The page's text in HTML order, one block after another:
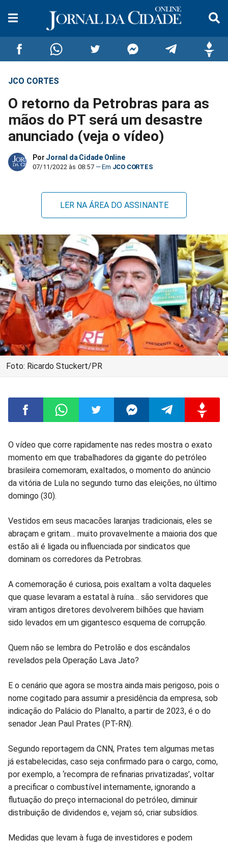
Compartilhar
no
Facebook
Compartilhar
no
Whatsapp
no
Twitter
no
Messenger
no
Telegram
no
JCO CORTES
O retorno da Petrobras para as
mãos do PT será um desastre
anunciado (veja o vídeo)
Por Jornal da Cidade Online
07/11/2022 às 08:57 JCO CORTES
LER NA ÁREA DO ASSINANTE
Foto: Ricardo Stuckert/PR
Compartilhar
no
Facebook
Compartilhar
no
Whatsapp
Compartilhar
no
Compartilhar
no
Compartilhar
no
no
O vídeo que corre rapidamente nas redes mostra o exato
momento em que trabalhadores da gigante do petróleo
brasileira comemoram, exaltados, o momento do anúncio
da vitória de Lula no segundo turno das eleições, no último
domingo (30).
Vestidos em seus macacões laranjas tradicionais, eles se
abraçam e gritam… muito provavelmente a maioria dos que
estão ali é ligada ou influenciada por sindicatos que
dominam os corredores da Petrobras.
A comemoração é curiosa, pois exaltam a volta daqueles
que quase levaram a estatal à ruína… são servidores que
viram antigos diretores devolverem bilhões que haviam
sido levados em um gigantesco esquema de corrupção.
Quem não se lembra do Petrolão e dos escândalos
revelados pela Operação Lava Jato?
E o cenário que agora se mostra ainda mais perigoso, pois o
nome cogitado para assumir a presidência da empresa, sob
indicação do Palácio do Planalto, a partir de 2023, é o do
senador Jean Paul Prates (PT-RN).
Segundo reportagem da CNN, Prates tem algumas metas
já estabelecidas, caso seja confirmado para o cargo, como,
por exemplo, a ‘recompra de refinarias privatizadas’, voltar
a precificar o combustível internamente, ignorando a
flutuação do preço internacional do petróleo, diminuir
distribuição de dividendos e, vejam só, criar subsídios.
Medidas que levam à fuga de investidores e podem